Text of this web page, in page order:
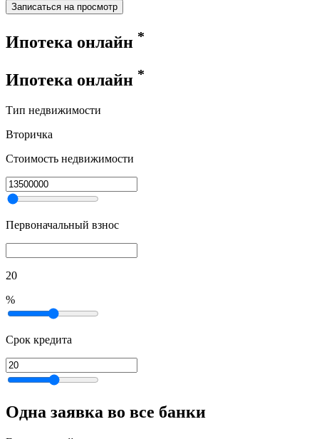
Записаться на просмотр
Ипотека онлайн *
Ипотека онлайн *
Тип недвижимости
Вторичка
Стоимость недвижимости
Первоначальный взнос
20
%
Срок кредита
Одна заявка во все банки